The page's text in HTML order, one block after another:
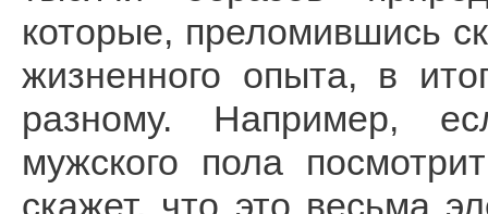
которые, преломившись
жизненного опыта, в
разному. Например,
мужского пола
скажет, что это весьма